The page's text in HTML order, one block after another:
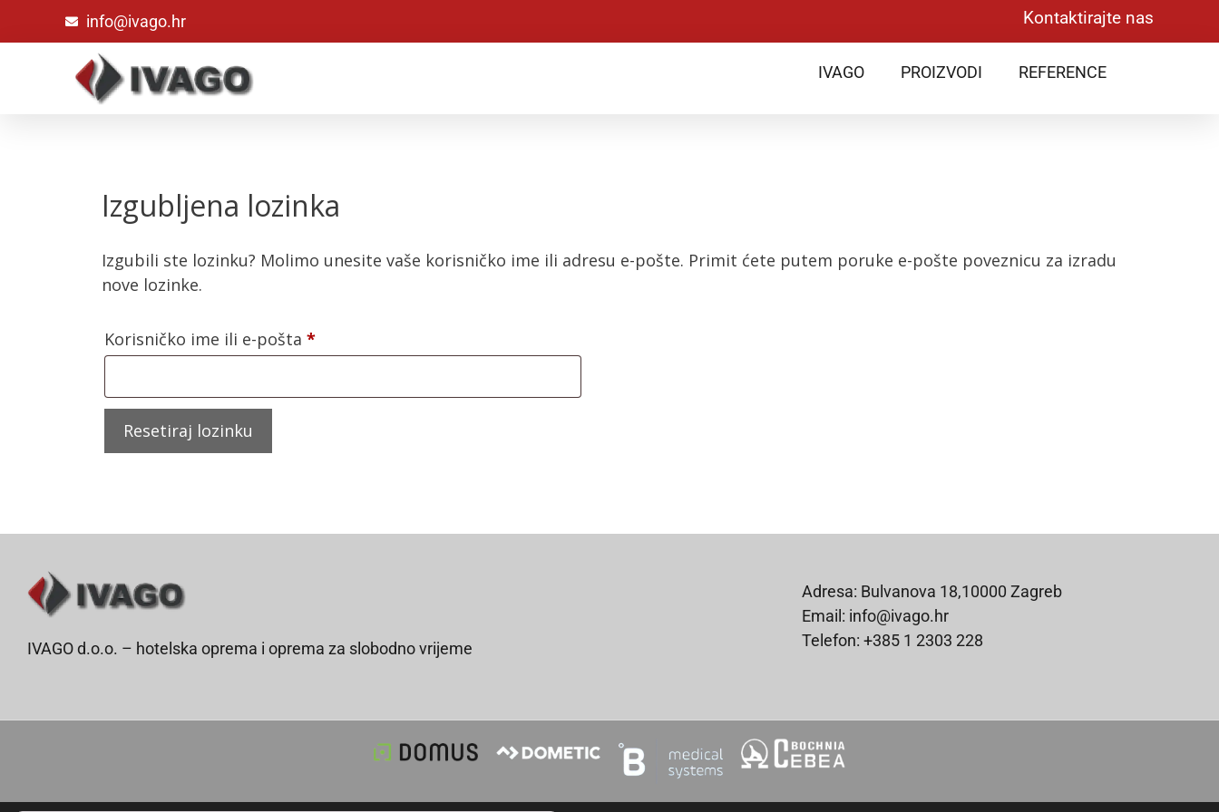
info@ivago.hr Kontaktirajte nas
IVAGO PROIZVODI REFERENCE
Izgubljena lozinka
Izgubili ste lozinku? Molimo unesite vaše korisničko ime ili adresu e-pošte. Primit ćete putem poruke e-pošte poveznicu za izradu
nove lozinke.
Korisničko ime ili e-pošta *
Resetiraj lozinku
IVAGO d.o.o. – hotelska oprema i oprema za slobodno vrijeme
Adresa: Bulvanova 18,10000 Zagreb
Email: info@ivago.hr
Telefon: +385 1 2303 228